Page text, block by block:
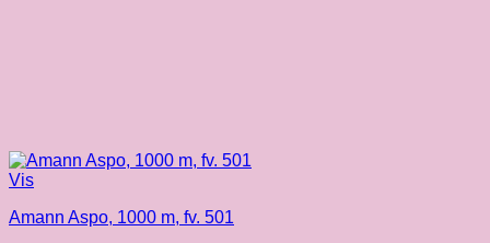
Vis
Amann Aspo, 1000 m, fv. 501